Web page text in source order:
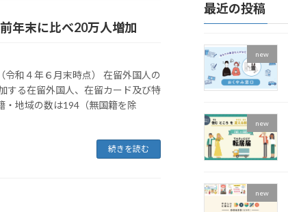
年末に比べ20万人増加
和４年６月末時点） 在留外国人の
する在留外国人、在留カード及び特
・地域の数は194（無国籍を除
続きを読む
最近の投稿
new
new
new